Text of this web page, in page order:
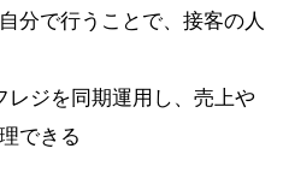
分で行うことで、接客の人
レジを同期運用し、売上や
できる